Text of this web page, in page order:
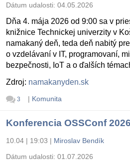
Dátum udalosti: 04.05.2026
Dňa 4. mája 2026 od 9:00 sa v
knižnice Technickej univerzity v
namakaný deň, teda deň nabitý
o vzdelávaní v IT, programovaní,
bezpečnosti, IoT a o ďalších
Zdroj: namakanyden.sk
3 | Komunita
Konferencia OSSConf 2026
10.04 | 19:03 | Miroslav Bendík
Dátum udalosti: 01.07.2026